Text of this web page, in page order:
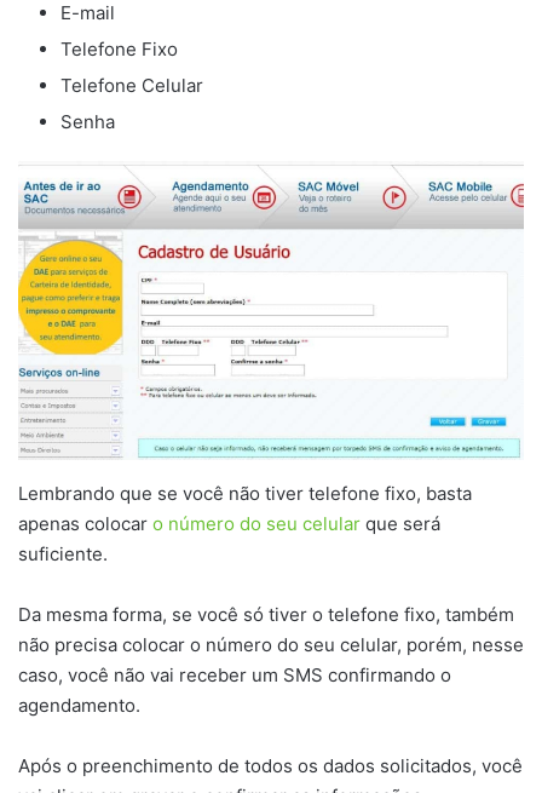
E-mail
Telefone Fixo
Telefone Celular
Senha
Lembrando que se você não tiver telefone fixo, basta
apenas colocar o número do seu celular que será
suficiente.
Da mesma forma, se você só tiver o telefone fixo, também
não precisa colocar o número do seu celular, porém, nesse
caso, você não vai receber um SMS confirmando o
agendamento.
Após o preenchimento de todos os dados solicitados, você